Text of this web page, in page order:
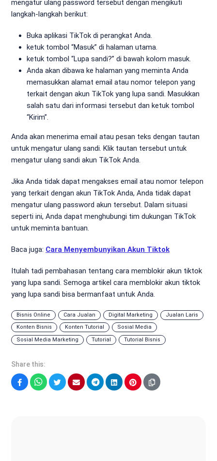
mengatur ulang password tersebut dengan mengikuti
langkah-langkah berikut:
Buka aplikasi TikTok di perangkat Anda.
ketuk tombol “Masuk” di halaman utama.
ketuk tombol “Lupa sandi?” di bawah kolom masuk.
Anda akan dibawa ke halaman yang meminta Anda
memasukkan alamat email atau nomor telepon yang
terkait dengan akun TikTok yang lupa sandi. Masukkan
salah satu dari informasi tersebut dan ketuk tombol
“Kirim”.
Anda akan menerima email atau pesan teks dengan tautan
untuk mengatur ulang sandi. Klik tautan tersebut untuk
mengatur ulang sandi akun TikTok Anda.
Jika Anda tidak dapat mengakses email atau nomor telepon
yang terkait dengan akun TikTok Anda, Anda tidak dapat
mengatur ulang password akun tersebut. Dalam situasi
seperti ini, Anda dapat menghubungi tim dukungan TikTok
untuk meminta bantuan.
Baca juga: Cara Menyembunyikan Akun Tiktok
Itulah tadi pembahasan tentang cara memblokir akun tiktok
yang lupa sandi. Semoga artikel cara memblokir akun tiktok
yang lupa sandi bisa bermanfaat untuk Anda.
Bisnis Online Cara Jualan Digital Marketing
Jualan Laris
Konten Bisnis
Konten Tutorial
Sosial Media
Sosial Media Marketing
Tutorial Tutorial Bisnis
Share this: